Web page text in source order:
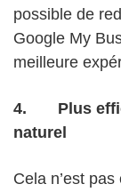
possible de
Google My
meilleure
4. Plus
naturel
Cela n’est